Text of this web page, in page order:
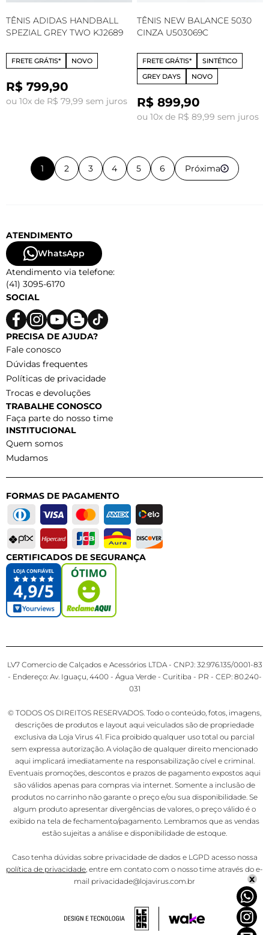
TÊNIS ADIDAS HANDBALL
SPEZIAL GREY TWO KJ2689
FRETE GRÁTIS* NOVO
R$ 799,90
ou 10x de R$ 79,99 sem juros
TÊNIS NEW BALANCE 5030
CINZA U503069C
FRETE GRÁTIS*
SINTÉTICO
GREY DAYS
NOVO
R$ 899,90
ou 10x de R$ 89,99 sem juros
1 2 3 4 5 6 Próxima
ATENDIMENTO
WhatsApp
Atendimento via telefone:
(41) 3095-6170
SOCIAL
PRECISA DE AJUDA?
Fale conosco
Dúvidas frequentes
Políticas de privacidade
Trocas e devoluções
TRABALHE CONOSCO
Faça parte do nosso time
INSTITUCIONAL
Quem somos
Mudamos
FORMAS DE PAGAMENTO
CERTIFICADOS DE SEGURANÇA
LV7 Comercio de Calçados e Acessórios LTDA - CNPJ: 32.976.135/0001-83
- Endereço: Av. Iguaçu, 4400 - Água Verde - Curitiba - PR - CEP: 80.240-
031
© TODOS OS DIREITOS RESERVADOS. Todo o conteúdo, fotos, imagens,
descrições de produtos e layout aqui veiculados são de propriedade
exclusiva da Loja Virus 41. Fica proibido qualquer uso total ou parcial
sem expressa autorização. A violação de qualquer direito mencionado
aqui implicará imediatamente na responsabilização cível e criminal.
Eventuais promoções, descontos e prazos de pagamento expostos aqui
são válidos apenas para compras via internet. Somente a inclusão de
produtos no carrinho não garante o preço e/ou sua disponibilidade. Se
algum produto apresentar divergências de valores, o preço válido é o
exibido na tela de fechamento/pagamento. Lembramos que as vendas
estão sujeitas a análise e disponibilidade de estoque.
Caso tenha dúvidas sobre privacidade de dados e LGPD acesso nossa
política de privacidade , entre em contato com o nosso time através do e-
mail privacidade@lojavirus.com.br
x